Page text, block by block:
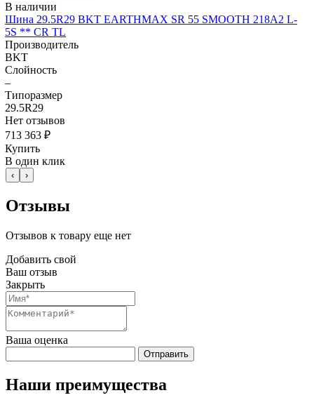
В наличии
Шина 29.5R29 BKT EARTHMAX SR 55 SMOOTH 218A2 L-
5S ** CR TL
Производитель
BKT
Слойность
–
Типоразмер
29.5R29
Нет отзывов
713 363 ₽
Купить
В один клик
‹ ›
Отзывы
Отзывов к товару еще нет
Добавить свой
Ваш отзыв
Закрыть
Ваша оценка
Отправить
Наши преимущества